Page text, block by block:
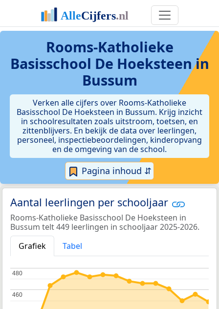
Rooms-Katholieke
Basisschool De Hoeksteen in
Bussum
Verken alle cijfers over Rooms-Katholieke
Basisschool De Hoeksteen in Bussum. Krijg inzicht
in schoolresultaten zoals uitstroom, toetsen, en
zittenblijvers. En bekijk de data over leerlingen,
personeel, inspectiebeoordelingen, kinderopvang
en de omgeving van de school.
Pagina inhoud ⇵
Aantal leerlingen per schooljaar
Rooms-Katholieke Basisschool De Hoeksteen in
Bussum telt 449 leerlingen in schooljaar 2025-2026.
Grafiek
Tabel
460
460
480
480